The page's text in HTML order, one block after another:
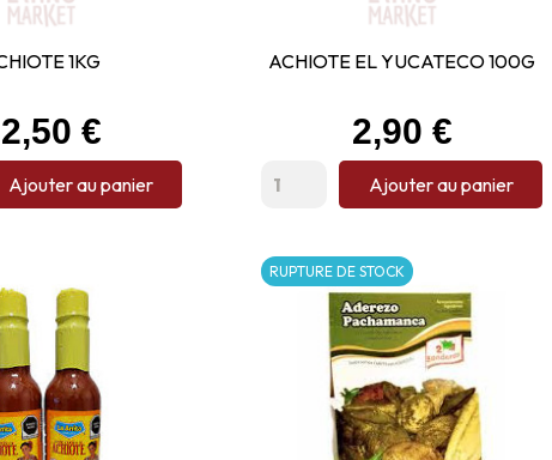
1KG
€
Ajouter au panier
ACHIOTE EL YUCATECO 100G
Prix
2,90 €
Ajouter au panier
RUPTURE DE STOCK